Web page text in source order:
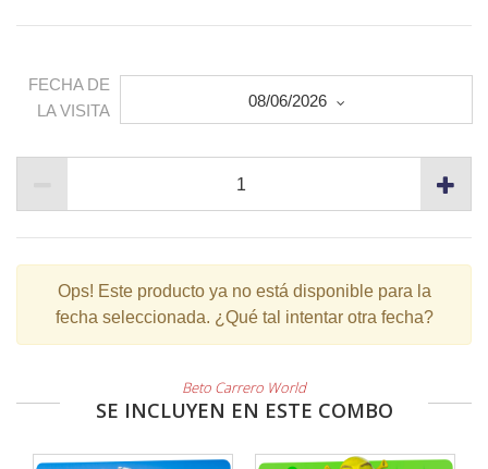
FECHA DE
LA VISITA
08/06/2026
Ops! Este producto ya no está disponible para la
fecha seleccionada. ¿Qué tal intentar otra fecha?
Beto Carrero World
SE INCLUYEN EN ESTE COMBO